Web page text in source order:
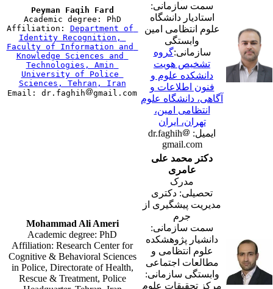
سمت سازمانی:
استادیار دانشگاه
علوم انتظامی امین
وابستگی
سازمانی:گروه
تشخیص هویت
دانشکده علوم و
فنون اطلاعات و
آگاهی، دانشگاه علوم
انتظامی امین،
تهران، ایران
ایمیل: dr.faghih
gmail.com
Academic degree: PhD
Affiliation: Department of
Identity Recognition,
Faculty of Information and
Knowledge Sciences and
Technologies, Amin
University of Police
Sciences, Tehran, Iran
Email: dr.faghih
دکتر محمد علی
عامری
مدرک
تحصیلی: دکتری
مدیریت پیشگیری از
جرم
سمت سازمانی:
دانشیار پژوهشکده
علوم انتظامی و
مطالعات اجتماعی
وابستگی سازمانی:
مرکز تحقیقات علوم
Mohammad Ali Ameri
Academic degree: PhD
Affiliation: Research Center for
Cognitive & Behavioral Sciences
in Police, Directorate of Health,
Rescue & Treatment, Police